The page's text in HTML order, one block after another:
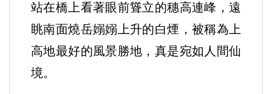
站在橋上看著眼前聳立的穗高連峰，遠
眺南面燒岳嫋嫋上升的白煙，被稱為上
高地最好的風景勝地，真是宛如人間仙
境。